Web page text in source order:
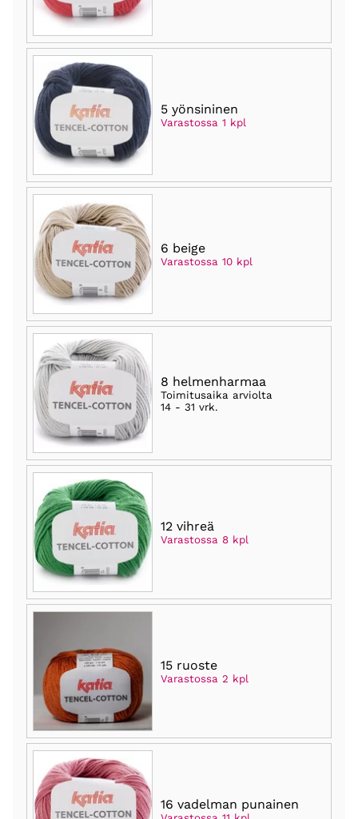
5 yönsininen
Varastossa 1 kpl
6 beige
Varastossa 10 kpl
8 helmenharmaa
Toimitusaika arviolta
14 - 31 vrk.
12 vihreä
Varastossa 8 kpl
15 ruoste
Varastossa 2 kpl
16 vadelman punainen